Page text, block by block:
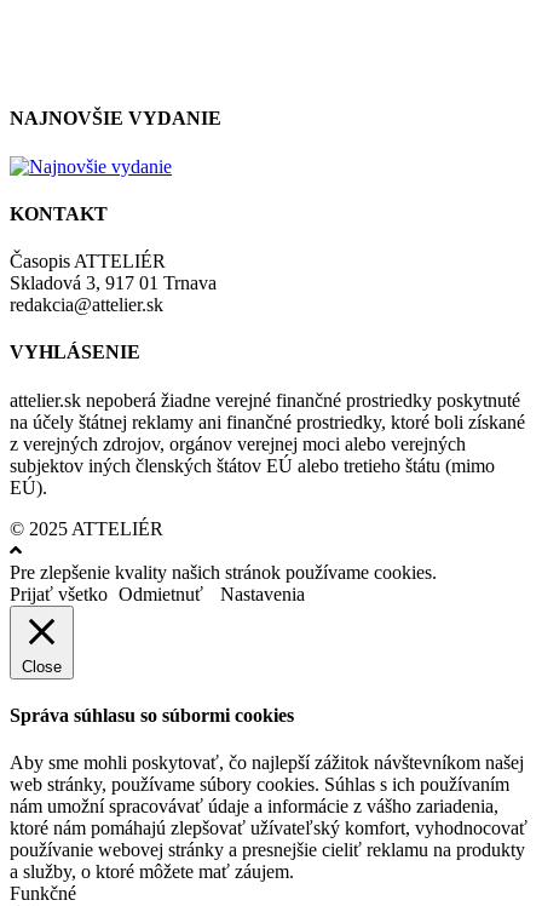
NAJNOVŠIE VYDANIE
KONTAKT
Časopis ATTELIÉR
Skladová 3, 917 01 Trnava
redakcia@attelier.sk
VYHLÁSENIE
attelier.sk nepoberá žiadne verejné finančné prostriedky poskytnuté
na účely štátnej reklamy ani finančné prostriedky, ktoré boli získané
z verejných zdrojov, orgánov verejnej moci alebo verejných
subjektov iných členských štátov EÚ alebo tretieho štátu (mimo
EÚ).
© 2025 ATTELIÉR
Pre zlepšenie kvality našich stránok používame cookies.
Prijať všetko Odmietnuť Nastavenia
Close
Správa súhlasu so súbormi cookies
Aby sme mohli poskytovať, čo najlepší zážitok návštevníkom našej
web stránky, používame súbory cookies. Súhlas s ich používaním
nám umožní spracovávať údaje a informácie z vášho zariadenia,
ktoré nám pomáhajú zlepšovať užívateľský komfort, vyhodnocovať
používanie webovej stránky a presnejšie cieliť reklamu na produkty
a služby, o ktoré môžete mať záujem.
Funkčné